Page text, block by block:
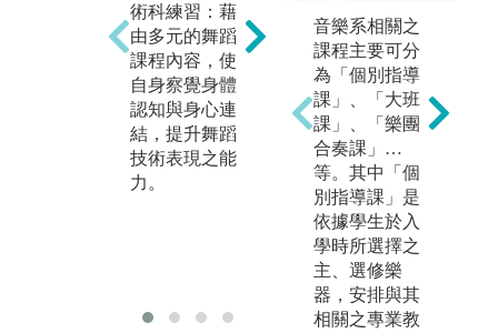
術科練習：藉
由多元的舞蹈
課程內容，使
自身察覺身體
認知與身心連
結，提升舞蹈
技術表現之能
力。
師講述舞蹈歷
史脈絡及相關
學科理論，使
學生更加瞭解
專業史學背
景、掌握正確
的知識與觀
念，進而將所
學運用在舞蹈
創作或展演應
用實作。
音樂系相關之
課程主要可分
為「個別指導
課」、「大班
課」、「樂團
合奏課」…
等。其中「個
別指導課」是
依據學生於入
學時所選擇之
主、選修樂
器，安排與其
相關之專業教